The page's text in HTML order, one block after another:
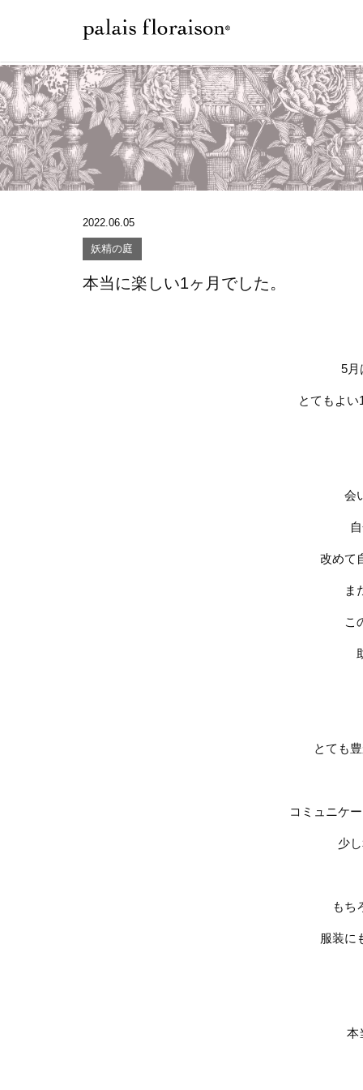
2022.06.05
妖精の庭
本当に楽しい1ヶ月でした。
5月
とてもよい
会
改めて
ま
こ
とても
コミュニケ
少
もち
服装に
本